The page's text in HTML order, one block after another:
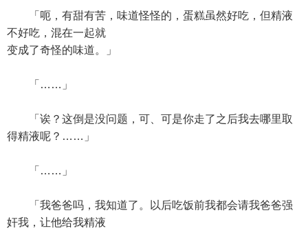
「呃，有甜有苦，味道怪怪的，蛋糕虽然好吃，但精液
不好吃，混在一起就
变成了奇怪的味道。」
「……」
「诶？这倒是没问题，可、可是你走了之后我去哪里取
得精液呢？……」
「……」
「我爸爸吗，我知道了。以后吃饭前我都会请我爸爸强
奸我，让他给我精液